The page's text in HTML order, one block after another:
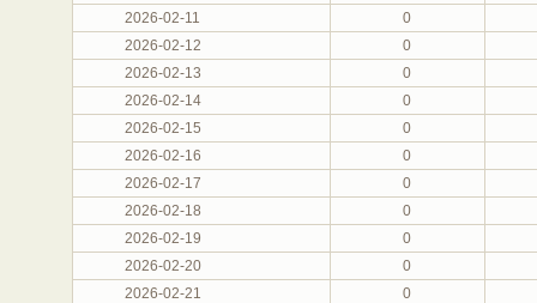
2026-02-11
0
2026-02-12
0
2026-02-13
0
2026-02-14
0
2026-02-15
0
2026-02-16
0
2026-02-17
0
2026-02-18
0
2026-02-19
0
2026-02-20
0
2026-02-21
0